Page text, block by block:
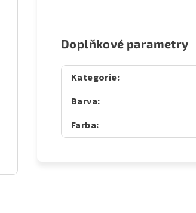
Doplňkové parametry
Kategorie:
Barva:
Farba: